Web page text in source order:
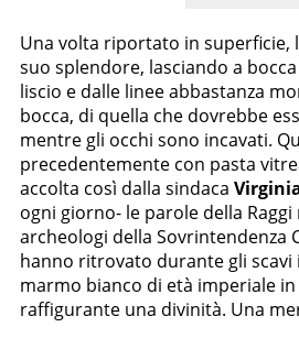
Una volta riportato in
suo splendore, lasciando a
liscio e dalle linee abbastanza
bocca, di quella che dovrebbe
mentre gli occhi sono incavati.
precedentemente con pasta
accolta così dalla sindaca
ogni giorno- le parole della
archeologi della Sovrintendenza
hanno ritrovato durante gli scavi
marmo bianco di età imperiale
raffigurante una divinità. Una